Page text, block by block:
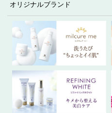
オリジナルブランド